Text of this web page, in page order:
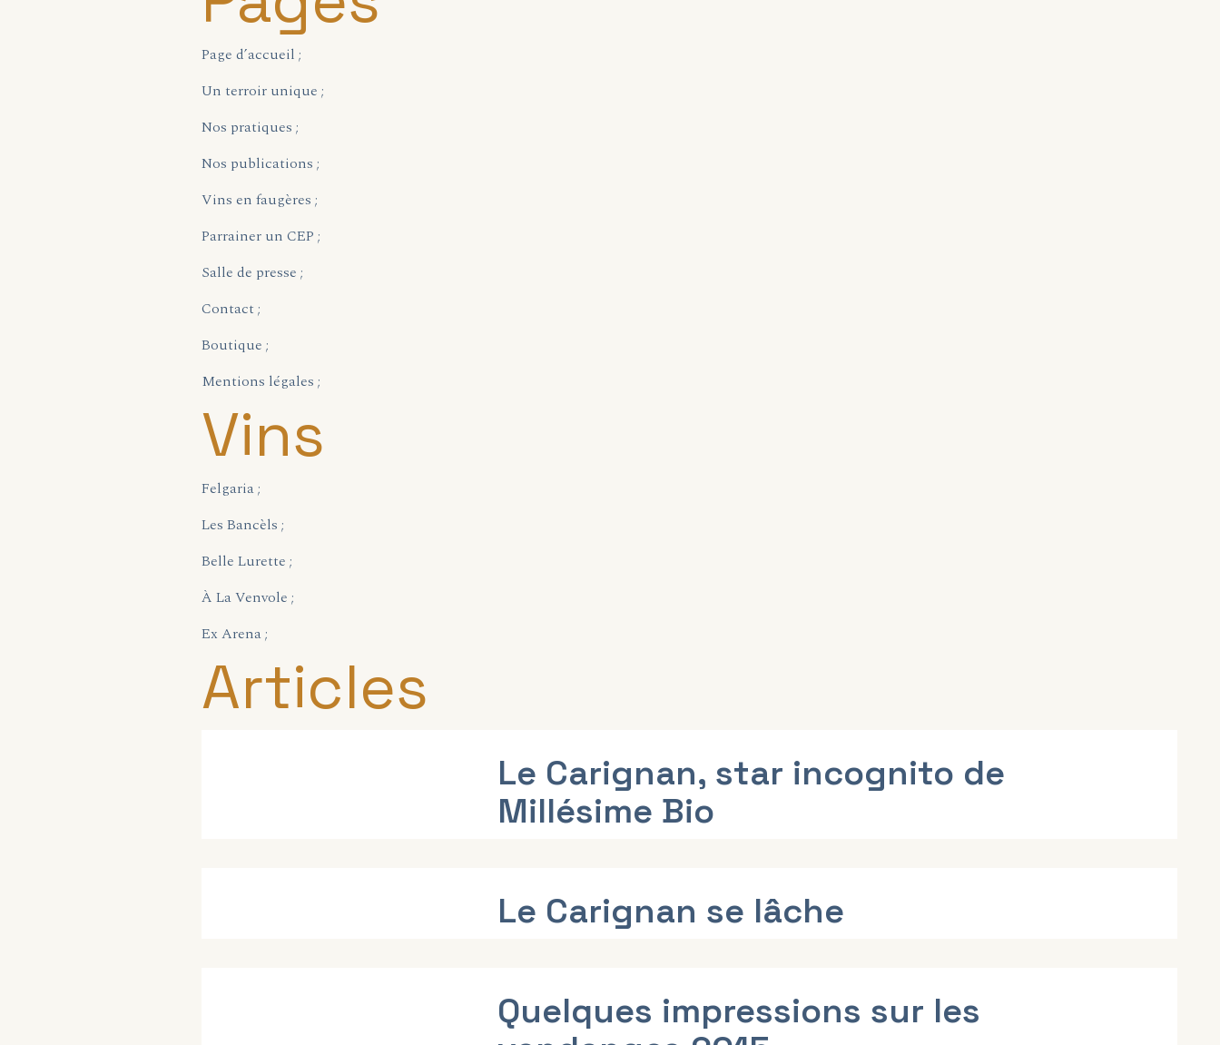
Page d’accueil ;
Un terroir unique ;
Nos pratiques ;
Nos publications ;
Vins en faugères ;
Parrainer un CEP ;
Salle de presse ;
Contact ;
Boutique ;
Mentions légales ;
Vins
Felgaria ;
Les Bancèls ;
Belle Lurette ;
À La Venvole ;
Ex Arena ;
Articles
Le Carignan, star incognito de
Millésime Bio
Le Carignan se lâche
Quelques impressions sur les